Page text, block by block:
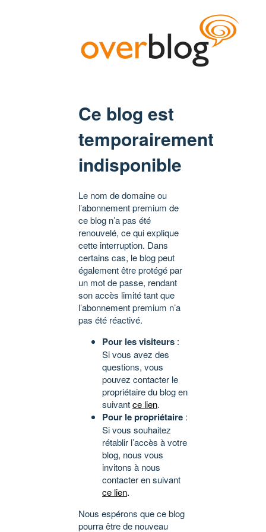
Ce blog est
temporairement
indisponible
Le nom de domaine ou
l’abonnement premium de
ce blog n’a pas été
renouvelé, ce qui explique
cette interruption. Dans
certains cas, le blog peut
également être protégé par
un mot de passe, rendant
son accès limité tant que
l’abonnement premium n’a
pas été réactivé.
Pour les visiteurs :
Si vous avez des
questions, vous
pouvez contacter le
propriétaire du blog en
suivantce lien.
Pour le propriétaire :
Si vous souhaitez
rétablir l’accès à votre
blog, nous vous
invitons à nous
contacter en suivant
ce lien.
Nous espérons que ce blog
pourra être de nouveau